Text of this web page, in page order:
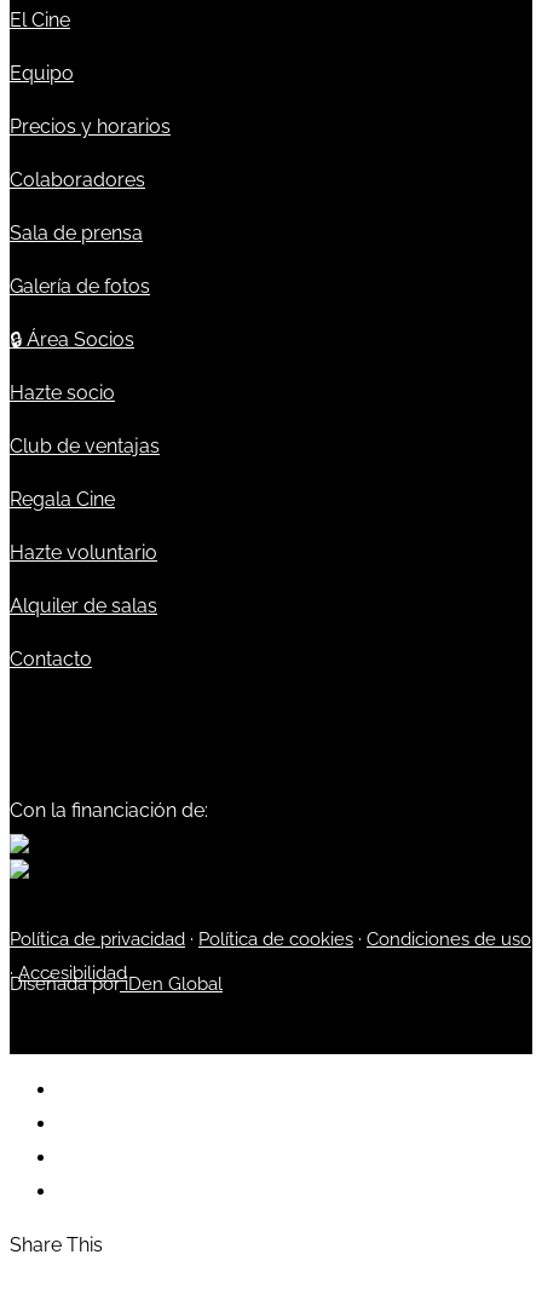
El Cine
Equipo
Precios y horarios
Colaboradores
Sala de prensa
Galería de fotos
🔒 Área Socios
Hazte socio
Club de ventajas
Regala Cine
Hazte voluntario
Alquiler de salas
Contacto
Con la financiación de:
Política de privacidad · Política de cookies · Condiciones de uso
·Accesibilidad
Diseñada poriDen Global
Share This